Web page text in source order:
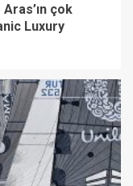
çok
Luxury